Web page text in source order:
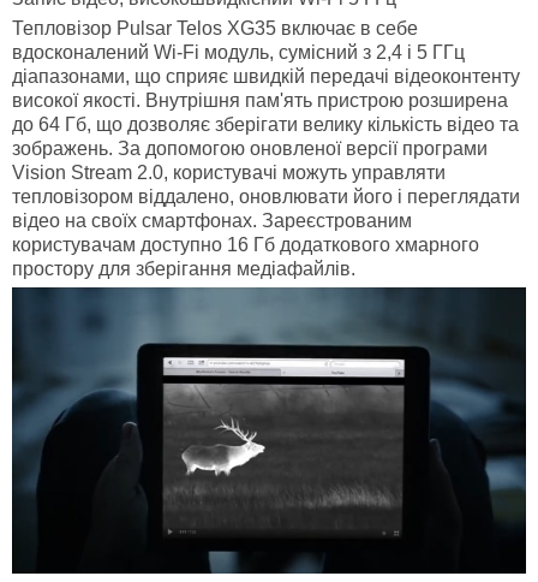
Тепловізор Pulsar Telos XG35 включає в себе
вдосконалений Wi-Fi модуль, сумісний з 2,4 і 5 ГГц
діапазонами, що сприяє швидкій передачі відеоконтенту
високої якості. Внутрішня пам'ять пристрою розширена
до 64 Гб, що дозволяє зберігати велику кількість відео та
зображень. За допомогою оновленої версії програми
Vision Stream 2.0, користувачі можуть управляти
тепловізором віддалено, оновлювати його і переглядати
відео на своїх смартфонах. Зареєстрованим
користувачам доступно 16 Гб додаткового хмарного
простору для зберігання медіафайлів.